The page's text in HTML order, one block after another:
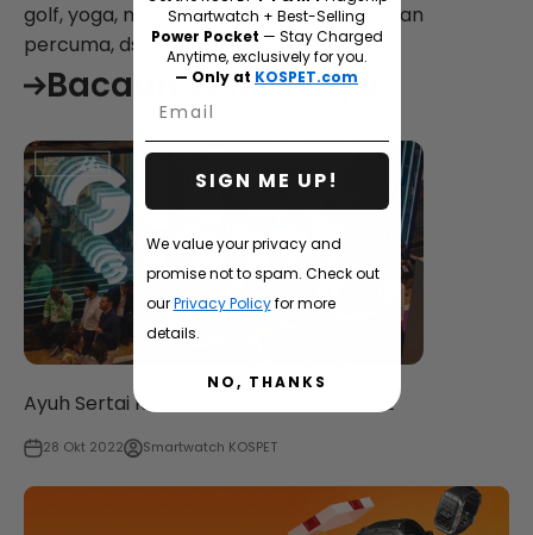
golf, yoga, mendayung, bermain ski, latihan
percuma, dsb.
Bacaan seterusnya
Ayuh Sertai KOSPET di GITEX Dubai 2022
28 Okt 2022 Smartwatch KOSPET
Smartwatch + Best-Selling
Power Pocket — Stay Charged
Anytime, exclusively for you.
— Only at KOSPET.com
Email
SIGN ME UP!
We value your privacy and
promise not to spam. Check out
ourPrivacy Policyfor more
details.
NO, THANKS